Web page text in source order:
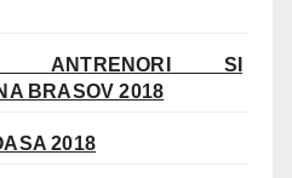
ANTRENORI SI
BRASOV 2018
2018